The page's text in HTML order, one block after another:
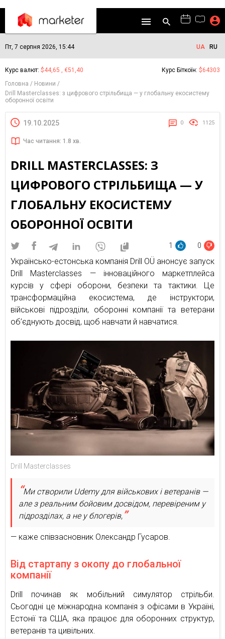
Пт, 7 серпня 2026, 15:44 UA RU
Курс валют: $44,65 , €51,40 Курс Біткоїн: $64303
Головна
Новини
Drill Masterclasses: з цифрового стрільбища — у глобальну екосистему
оборонної освіти
19.10.2025 0 1125
Час читання: 1.8 хв.
DRILL MASTERCLASSES: З
ЦИФРОВОГО СТРІЛЬБИЩА — У
ГЛОБАЛЬНУ ЕКОСИСТЕМУ
ОБОРОННОЇ ОСВІТИ
1 0
Українсько-естонська компанія Drill OÜ анонсує запуск
Drill Masterclasses — інноваційного маркетплейса
курсів у сфері оборони, безпеки та тактики. Це
трансформаційна екосистема, де інструктори,
військові підрозділи, оборонні компанії та ветерани
об’єднують досвід, щоб навчати й навчатися.
Drill Masterclasses
Ми створили Udemy для військових і ветеранів —
але з реальним бойовим досвідом, перевіреним у
підрозділах, а не у блогерів,
— каже співзасновник Олександр Гусаров.
Від стартапу з окопу до глобальної
компанії
Drill починав як мобільний симулятор стрільби.
Сьогодні це міжнародна компанія з офісами в Україні,
Естонії та США, яка працює для оборонних структур,
ветеранів та цивільних.